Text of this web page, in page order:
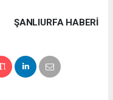
ŞANLIURFA HABERİ